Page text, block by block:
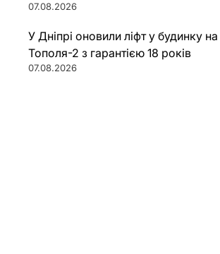
07.08.2026
У Дніпрі оновили ліфт у будинку на
Тополя-2 з гарантією 18 років
07.08.2026